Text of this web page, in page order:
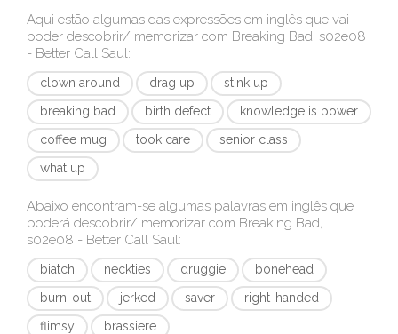
Aqui estão algumas das expressões em inglês que vai
poder descobrir/ memorizar com Breaking Bad, s02e08
- Better Call Saul:
clown around drag up
stink up
breaking bad
birth defect
knowledge is power
coffee mug
took care
senior class
what up
Abaixo encontram-se algumas palavras em inglês que
poderá descobrir/ memorizar com Breaking Bad,
s02e08 - Better Call Saul:
biatch neckties druggie
bonehead
burn-out
jerked saver
right-handed
flimsy
brassiere